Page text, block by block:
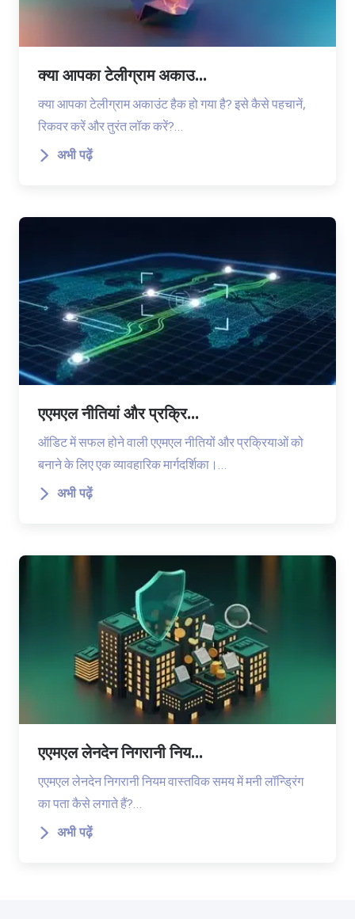
क्या आपका टेलीग्राम अकाउ...
क्या आपका टेलीग्राम अकाउंट हैक हो गया है? इसे कैसे पहचानें,
रिकवर करें और तुरंत लॉक करें?…
अभी पढ़ें
एएमएल नीतियां और प्रक्रि...
ऑडिट में सफल होने वाली एएमएल नीतियों और प्रक्रियाओं को
बनाने के लिए एक व्यावहारिक मार्गदर्शिका।…
अभी पढ़ें
एएमएल लेनदेन निगरानी निय...
एएमएल लेनदेन निगरानी नियम वास्तविक समय में मनी लॉन्ड्रिंग
का पता कैसे लगाते हैं?…
अभी पढ़ें